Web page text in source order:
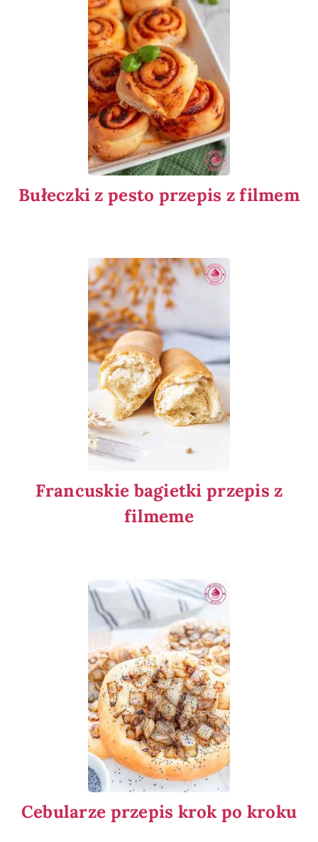
Bułeczki z pesto przepis z filmem
Francuskie bagietki przepis z
filmeme
Cebularze przepis krok po kroku